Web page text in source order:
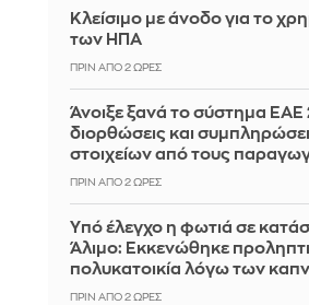
Κλείσιμο με άνοδο για το
των ΗΠΑ
ΠΡΙΝ ΑΠΌ 2 ΏΡΕΣ
Άνοιξε ξανά το σύστημα ΕΑΕ
διορθώσεις και
στοιχείων από τους
ΠΡΙΝ ΑΠΌ 2 ΏΡΕΣ
Yπό έλεγχο η φωτιά σε
Άλιμο: Εκκενώθηκε
πολυκατοικία λόγω των
ΠΡΙΝ ΑΠΌ 2 ΏΡΕΣ